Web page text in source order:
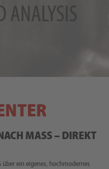
MASS – DIREKT B
über ein eigenes, hochmodernes